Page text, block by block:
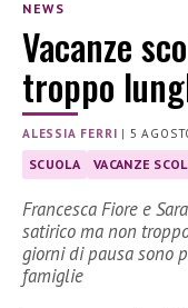
NEWS
Vacanze
troppo
ALESSIA FERRI | 5
SCUOLA VACANZE
Francesca Fiore e
satirico ma non
giorni di pausa sono
famiglie